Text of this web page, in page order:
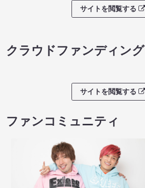
サイトを閲覧する
クラウドファンディング
サイトを閲覧する
ファンコミュニティ